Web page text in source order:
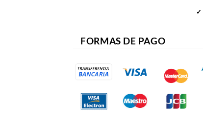
✓
FORMAS DE PAGO